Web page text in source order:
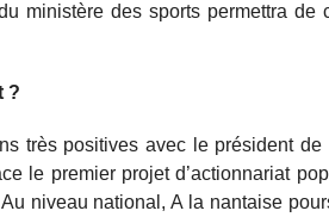
ministère des sports permettra
?
très positives avec le président de
le premier projet d’actionnariat
niveau national, A la nantaise